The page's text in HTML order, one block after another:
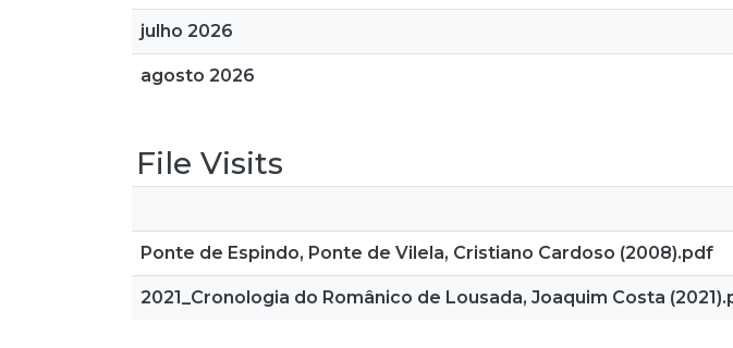
julho 2026
agosto 2026
File Visits
Ponte de Espindo, Ponte de Vilela, Cristiano Cardoso (2008).pdf
2021_Cronologia do Românico de Lousada, Joaquim Costa